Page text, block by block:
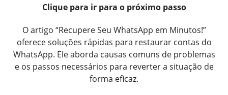
Clique para ir para o próximo passo
O artigo “Recupere Seu WhatsApp em Minutos!”
oferece soluções rápidas para restaurar contas do
WhatsApp. Ele aborda causas comuns de problemas
e os passos necessários para reverter a situação de
forma eficaz.